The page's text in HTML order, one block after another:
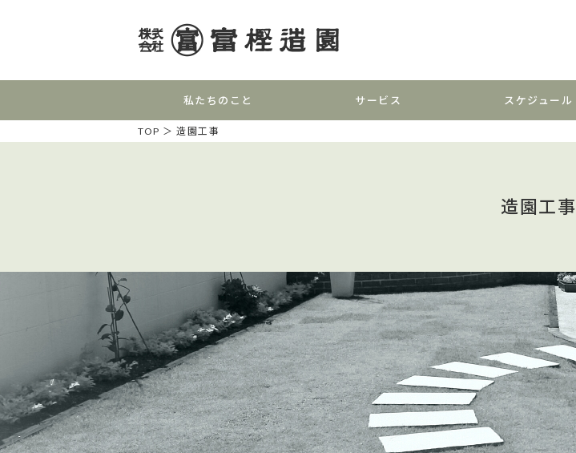
私たちのこと サービス スケジュール
TOP ＞ 造園工事
造園工事